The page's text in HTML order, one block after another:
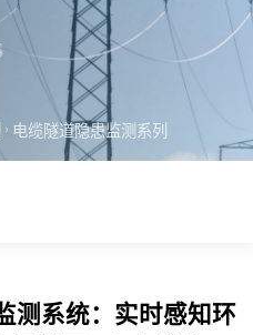
电缆隧道隐患监测系列
测系统：实时感知环